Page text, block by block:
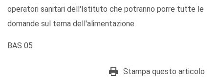
operatori sanitari dell'Istituto che potranno porre tutte le
domande sul tema dell'alimentazione.
BAS 05
Stampa questo articolo